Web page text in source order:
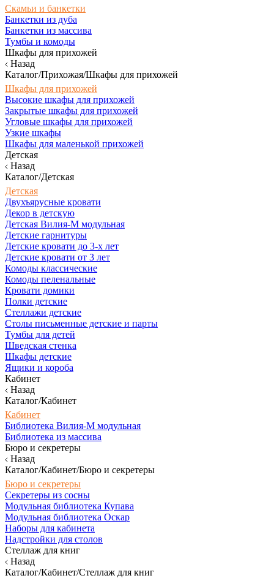
Скамьи и банкетки
Банкетки из дуба
Банкетки из массива
Тумбы и комоды
Шкафы для прихожей
Назад
Каталог/Прихожая/Шкафы для прихожей
Шкафы для прихожей
Высокие шкафы для прихожей
Закрытые шкафы для прихожей
Угловые шкафы для прихожей
Узкие шкафы
Шкафы для маленькой прихожей
Детская
Назад
Каталог/Детская
Детская
Двухъярусные кровати
Декор в детскую
Детская Вилия-М модульная
Детские гарнитуры
Детские кровати до 3-х лет
Детские кровати от 3 лет
Комоды классические
Комоды пеленальные
Кровати домики
Полки детские
Стеллажи детские
Столы письменные детские и парты
Тумбы для детей
Шведская стенка
Шкафы детские
Ящики и короба
Кабинет
Назад
Каталог/Кабинет
Кабинет
Библиотека Вилия-М модульная
Библиотека из массива
Бюро и секретеры
Назад
Каталог/Кабинет/Бюро и секретеры
Бюро и секретеры
Секретеры из сосны
Модульная библиотека Купава
Модульная библиотека Оскар
Наборы для кабинета
Надстройки для столов
Стеллаж для книг
Назад
Каталог/Кабинет/Стеллаж для книг